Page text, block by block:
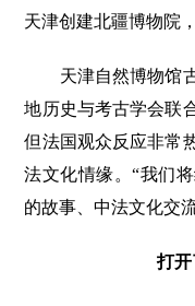
天津创建北疆博物院
天津自然博物馆古
地历史与考古学会联
但法国观众反应非常
法文化情缘。“我们
的故事、中法文化交
打